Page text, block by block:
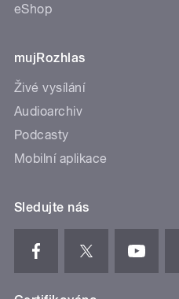
eShop
mujRozhlas
Živé vysílání
Audioarchiv
Podcasty
Mobilní aplikace
Sledujte nás